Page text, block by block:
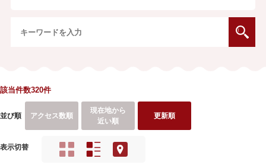
該当件数320件
並び順 アクセス数順
現在地から
近い順
更新順
表示切替